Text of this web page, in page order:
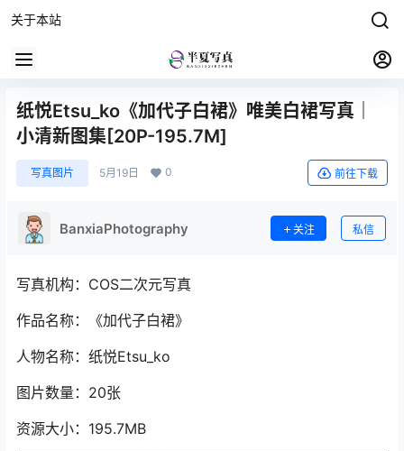
关于本站
纸悦Etsu_ko《加代子白裙》唯美白裙写真｜
小清新图集[20P-195.7M]
写真图片 5月19日 0 前往下载
BanxiaPhotography 关注 私信
写真机构：COS二次元写真
作品名称：《加代子白裙》
人物名称：纸悦Etsu_ko
图片数量：20张
资源大小：195.7MB